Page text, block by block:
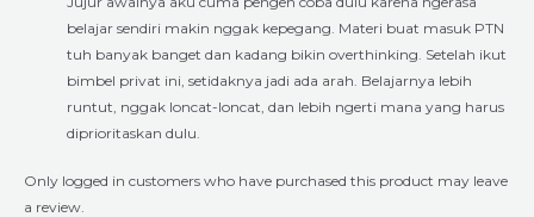
belajar sendiri makin nggak kepegang. Materi buat masuk PTN
tuh banyak banget dan kadang bikin overthinking. Setelah ikut
bimbel privat ini, setidaknya jadi ada arah. Belajarnya lebih
runtut, nggak loncat-loncat, dan lebih ngerti mana yang harus
diprioritaskan dulu.
Only logged in customers who have purchased this product may leave
a review.